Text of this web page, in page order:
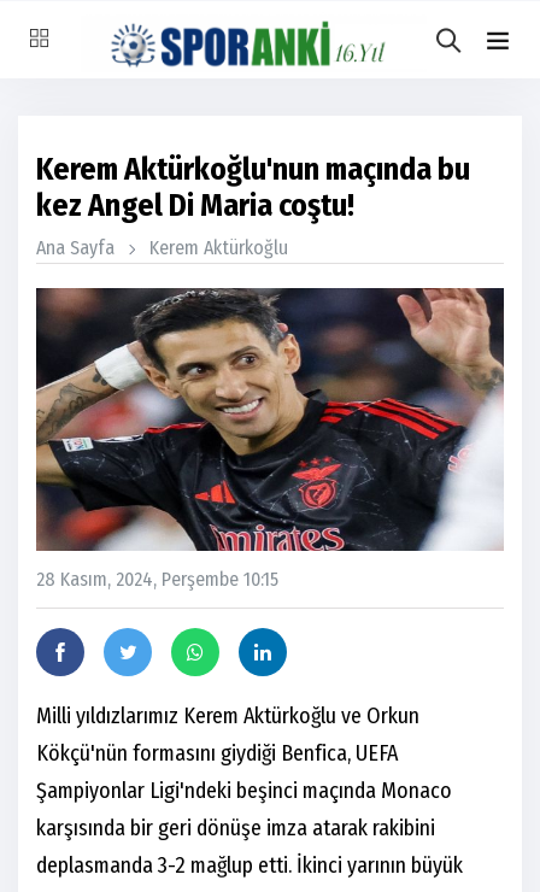
Kerem Aktürkoğlu'nun maçında bu
kez Angel Di Maria coştu!
Ana Sayfa Kerem Aktürkoğlu
28 Kasım, 2024, Perşembe 10:15
Milli yıldızlarımız Kerem Aktürkoğlu ve Orkun
Kökçü'nün formasını giydiği Benfica, UEFA
Şampiyonlar Ligi'ndeki beşinci maçında Monaco
karşısında bir geri dönüşe imza atarak rakibini
deplasmanda 3-2 mağlup etti. İkinci yarının büyük